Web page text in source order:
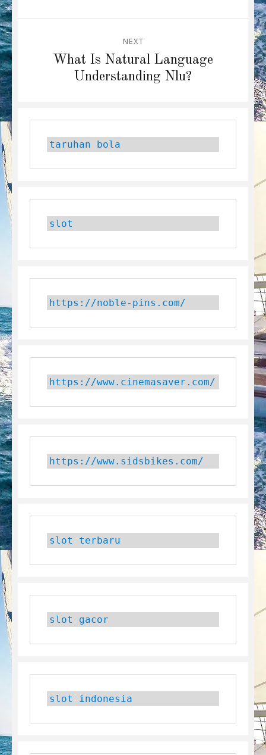
NEXT
What Is Natural Language
Understanding Nlu?
taruhan bola
slot
https://noble-pins.com/
https://www.cinemasaver.com/
https://www.sidsbikes.com/
slot terbaru
slot gacor
slot indonesia